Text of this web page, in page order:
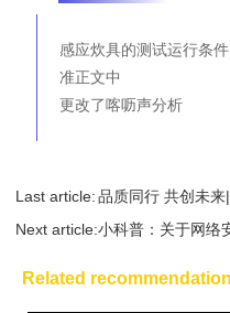
感应炊具的测试运行条
准正文中
更改了喀呖声分析
Last article: 品质同行 共创未
行车展精...
Next article:小科普：关于网络
Related